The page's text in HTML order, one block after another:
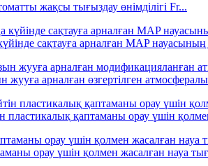
жақсы тығыздау өнімділігі Fr...
сақтауға арналған MAP
жууға арналған өзгертілген
пластикалық қаптаманы орау үшін
орау үшін қолмен жасалған науа